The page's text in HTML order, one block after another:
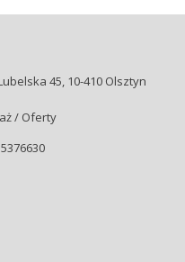
45, 10-410 Olsztyn
/ Oferty